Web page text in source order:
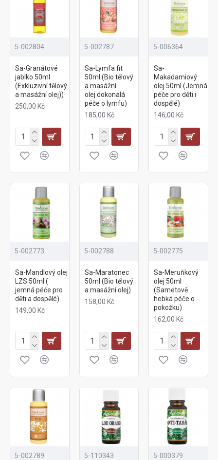
5-002804
Sa-Granátové
jablko 50ml
(Exkluzivní tělový
a masážní olej))
250,00 Kč
5-002787
Sa-Lymfa fit
50ml (Bio tělový
a masážní
olej.dokonalá
péče o lymfu)
185,00 Kč
5-006364
Sa-
Makadamiový
olej 50ml (Jemná
péče pro děti i
dospělé)
146,00 Kč
5-002773
Sa-Mandlový olej
LZS 50ml (
jemná péče pro
děti a dospělé)
149,00 Kč
5-002788
Sa-Maratonec
50ml (Bio tělový
a masážní olej)
158,00 Kč
5-002775
Sa-Meruňkový
olej 50ml
(Sametově
hebká péče o
pokožku)
162,00 Kč
5-002789 5-110343 5-000379